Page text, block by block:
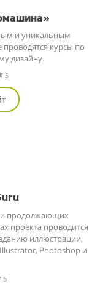
и уникальным
проводятся курсы по
дизайну.
5
продолжающих
проекта проводится
иллюстрации,
Photoshop и
5